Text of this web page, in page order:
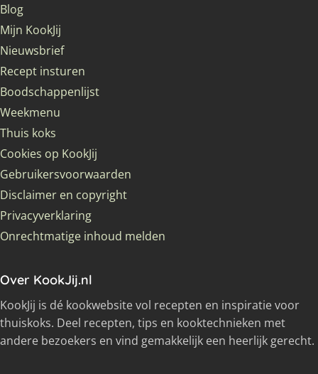
Blog
Mijn KookJij
Nieuwsbrief
Recept insturen
Boodschappenlijst
Weekmenu
Thuis koks
Cookies op KookJij
Gebruikersvoorwaarden
Disclaimer en copyright
Privacyverklaring
Onrechtmatige inhoud melden
Over KookJij.nl
KookJij is dé kookwebsite vol recepten en inspiratie voor
thuiskoks. Deel recepten, tips en kooktechnieken met
andere bezoekers en vind gemakkelijk een heerlijk gerecht.